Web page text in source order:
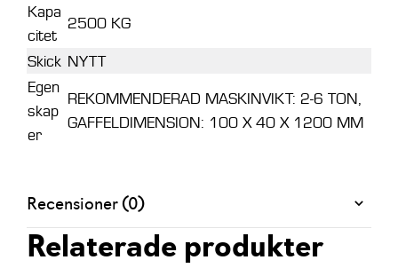
Kapa
citet
2500 KG
Skick NYTT
Egen
skap
er
REKOMMENDERAD MASKINVIKT: 2-6 TON,
GAFFELDIMENSION: 100 X 40 X 1200 MM
Recensioner (0)
Relaterade produkter